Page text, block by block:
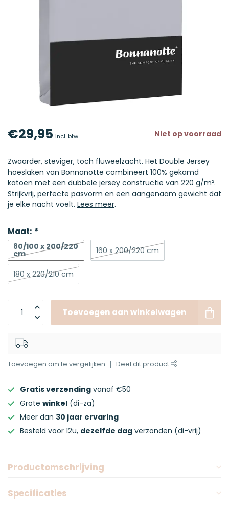
€29,95 Incl. btw Niet op voorraad
Zwaarder, steviger, toch fluweelzacht. Het Double Jersey
hoeslaken van Bonnanotte combineert 100% gekamd
katoen met een dubbele jersey constructie van 220 g/m².
Strijkvrij, perfecte pasvorm en een aangenaam gewicht dat
je elke nacht voelt. Lees meer.
Maat: *
80/100 x 200/220
cm 160 x 200/220 cm
180 x 220/210 cm
Toevoegen aan winkelwagen
Toevoegen om te vergelijken Deel dit product
Gratis verzending vanaf €50
Grote winkel (di-za)
Meer dan 30 jaar ervaring
Besteld voor 12u, dezelfde dag verzonden (di-vrij)
Productomschrijving
Specificaties